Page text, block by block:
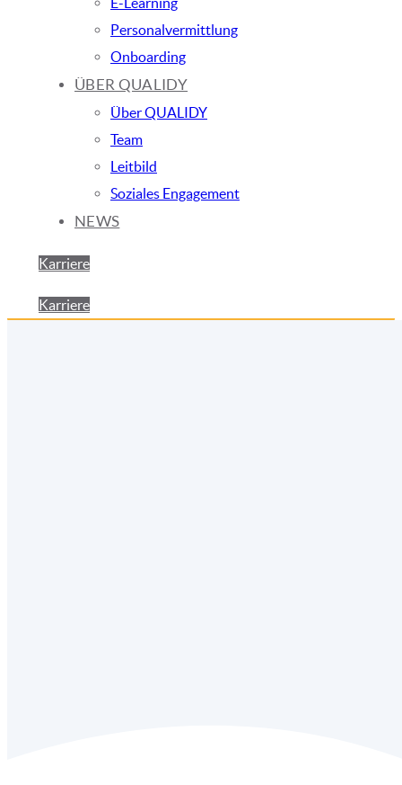
Personalvermittlung
Onboarding
ÜBER QUALIDY
Über QUALIDY
Team
Leitbild
Soziales Engagement
NEWS
Karriere
Karriere